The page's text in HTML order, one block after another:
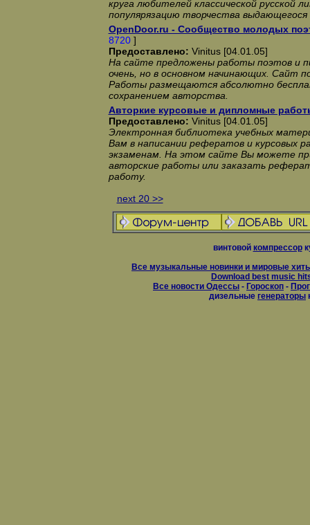
круга любителей классической русской
популярязацию творчества выдающегося
OpenDoor.ru - Сообщество молодых
8720]
Предоставлено: Vinitus [04.01.05]
На сайте предложены работы поэтов и
очень, но в основном начинающих. Сайт
Работы размещаются абсолютно
сохранением авторства.
Авторкие курсовые и дипломные
Предоставлено: Vinitus [04.01.05]
Электронная библиотека учебных
Вам в написании рефератов и курсовых
экзаменам. На этом сайте Вы можете
авторские работы или заказать
работу.
next 20 >>
винтовой компрессор
Все музыкальные новинки и мировые
Download best music
Все новости Одессы - Гороскоп -
дизельные генераторы